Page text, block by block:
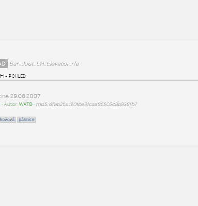
Bar_Joist_LH_Elevation.rfa
- pohled
29.08.2007
• Autor:WATG• md5: 6fab25a1201be74caa86505c8b938fb7
kovová pásnice